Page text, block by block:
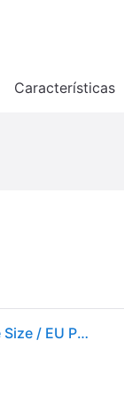
Características
Haeger Hb10b018a 1000w Hand Mixer Plateado One Size / EU Plug 220V